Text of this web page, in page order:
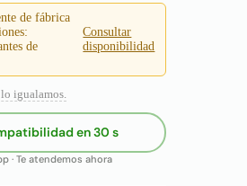
de fábrica
de
Consultar
disponibilidad
igualamos.
en 30 s
· Te atendemos ahora